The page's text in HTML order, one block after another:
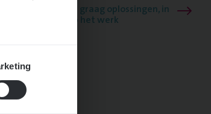
Thalia zoekt graag oplossingen, in
games én op het werk